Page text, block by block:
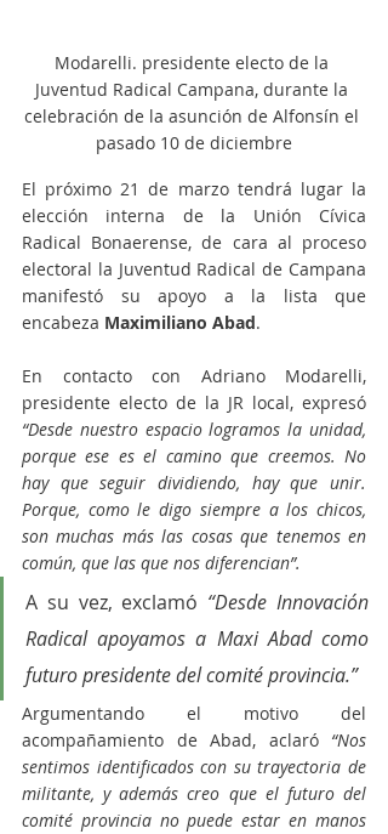
Modarelli. presidente electo de la
Juventud Radical Campana, durante la
celebración de la asunción de Alfonsín el
pasado 10 de diciembre
El próximo 21 de marzo tendrá lugar la
elección interna de la Unión Cívica
Radical Bonaerense, de cara al proceso
electoral la Juventud Radical de Campana
manifestó su apoyo a la lista que
encabeza Maximiliano Abad.
En contacto con Adriano Modarelli,
“Desde nuestro espacio logramos la unidad,
porque ese es el camino que creemos. No
hay que seguir dividiendo, hay que unir.
Porque, como le digo siempre a los chicos,
son muchas más las cosas que tenemos en
común, que las que nos diferencian”.
A su vez, exclamó “Desde Innovación
Radical apoyamos a Maxi Abad como
futuro presidente del comité provincia.”
Argumentando el motivo del
acompañamiento de Abad, aclaró “Nos
sentimos identificados con su trayectoria de
militante, y además creo que el futuro del
comité provincia no puede estar en manos